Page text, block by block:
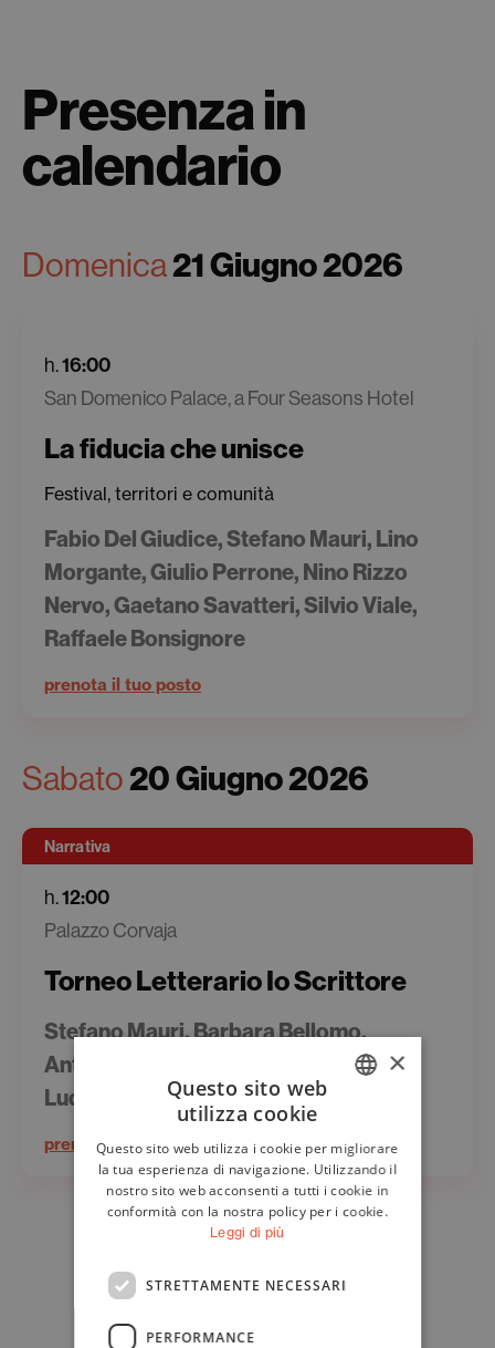
Presenza in
calendario
Domenica21 Giugno 2026
h.16:00
San Domenico Palace, a Four Seasons Hotel
La fiducia che unisce
Festival, territori e comunità
Fabio Del Giudice, Stefano Mauri, Lino
Morgante, Giulio Perrone, Nino Rizzo
Nervo, Gaetano Savatteri, Silvio Viale,
Raffaele Bonsignore
prenota il tuo posto
Sabato20 Giugno 2026
Narrativa
h.12:00
Palazzo Corvaja
Torneo Letterario Io Scrittore
Stefano Mauri, Barbara Bellomo,
Antonella Ferrara, Raffaella Case,
Ludovica Mauri
prenota il tuo posto
ENGLISH
×
Questo sito web
utilizza cookie
Questo sito web utilizza i cookie per migliorare
la tua esperienza di navigazione. Utilizzando il
nostro sito web acconsenti a tutti i cookie in
conformità con la nostra policy per i cookie.
Leggi di più
STRETTAMENTE NECESSARI
PERFORMANCE